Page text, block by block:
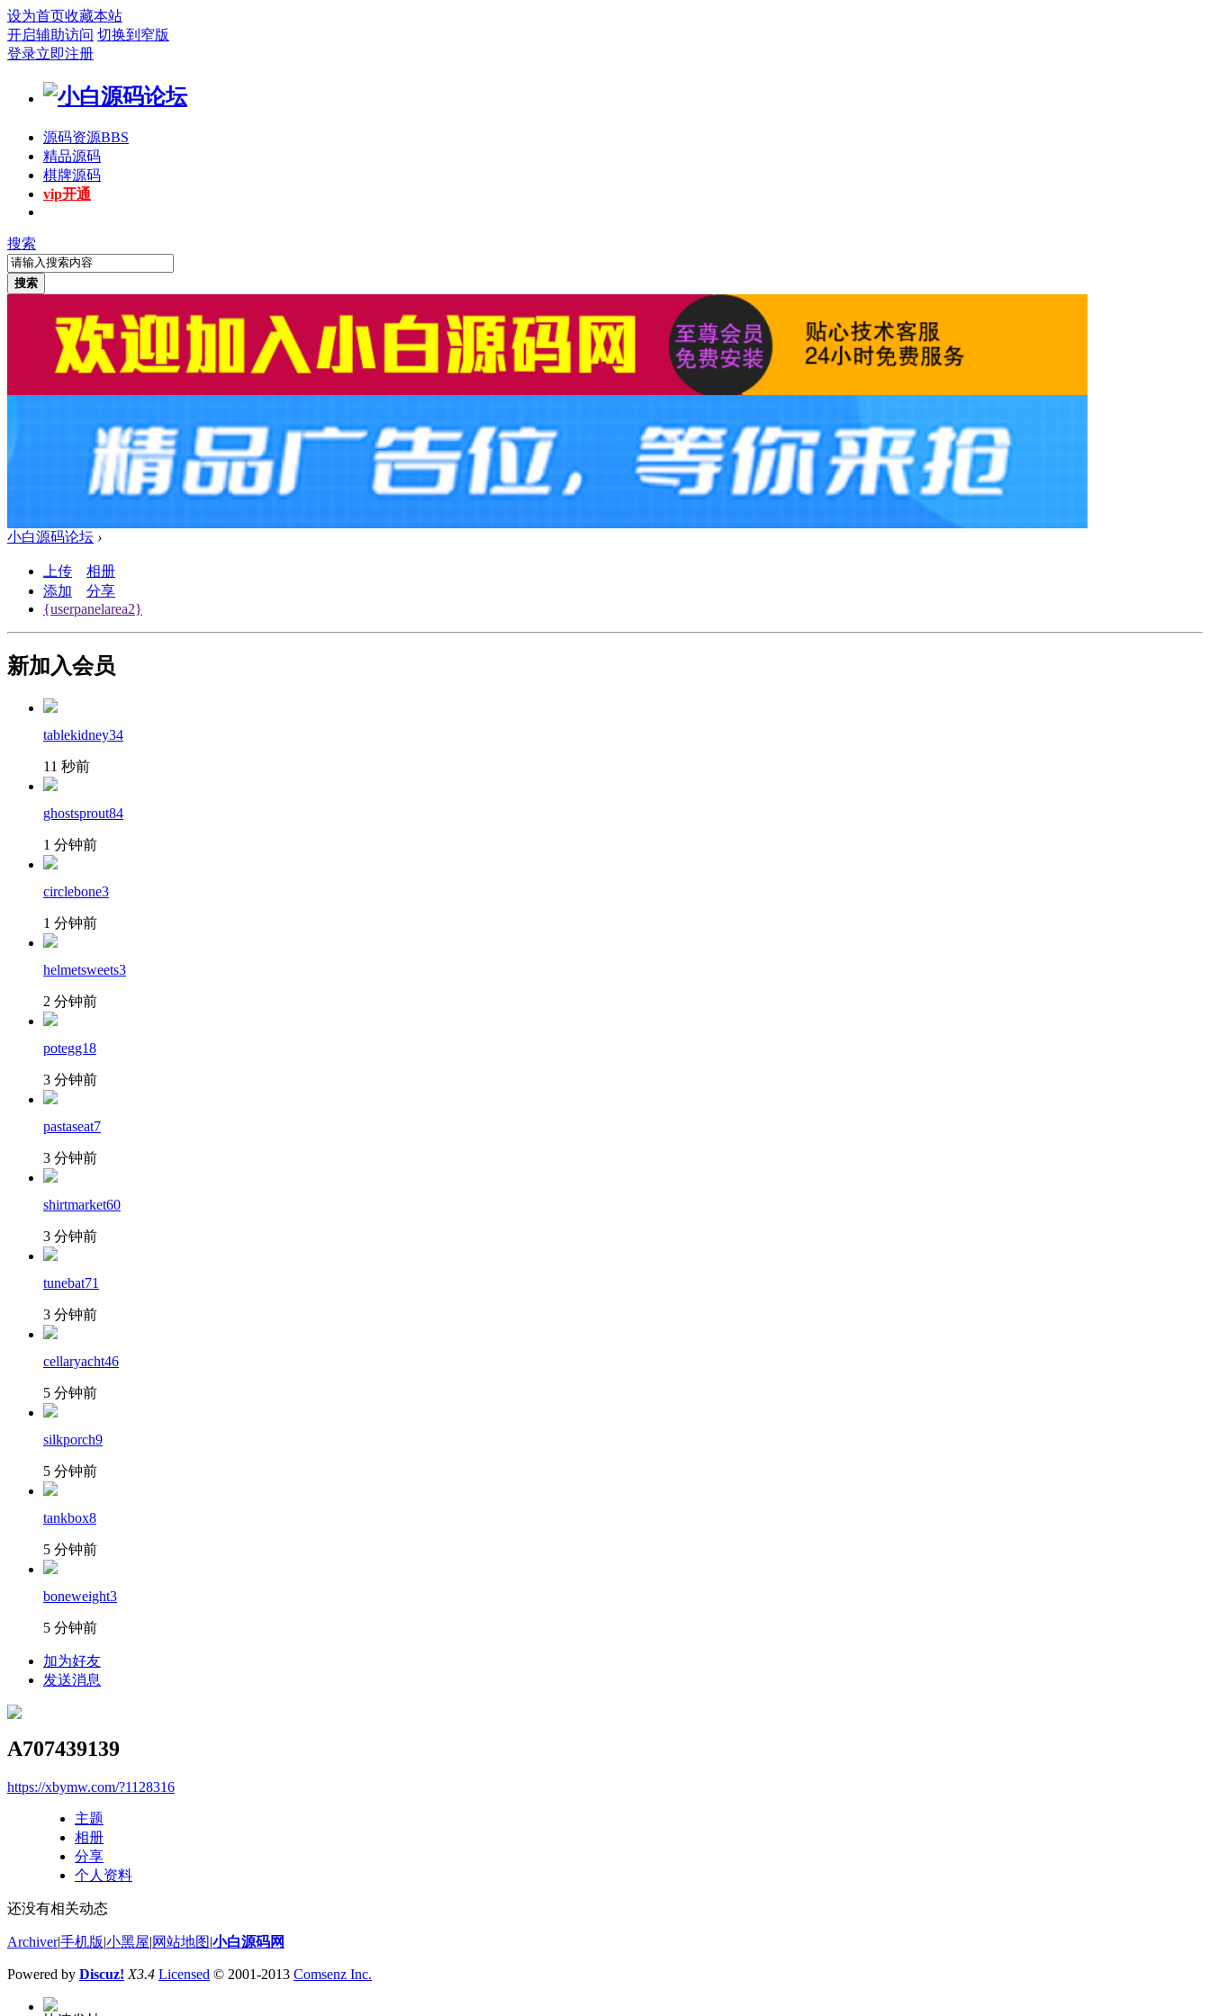
设为首页收藏本站
开启辅助访问 切换到窄版
登录立即注册
源码资源BBS
精品源码
棋牌源码
vip开通
搜索
搜索
小白源码论坛 ›
上传
相册
添加
分享
{userpanelarea2}
新加入会员
tablekidney34
11 秒前
ghostsprout84
1 分钟前
circlebone3
1 分钟前
helmetsweets3
2 分钟前
potegg18
3 分钟前
pastaseat7
3 分钟前
shirtmarket60
3 分钟前
tunebat71
3 分钟前
cellaryacht46
5 分钟前
silkporch9
5 分钟前
tankbox8
5 分钟前
boneweight3
5 分钟前
加为好友
发送消息
A707439139
https://xbymw.com/?1128316
主题
相册
分享
个人资料
还没有相关动态
Archiver|手机版|小黑屋|网站地图|小白源码网
Powered by Discuz! X3.4 Licensed © 2001-2013 Comsenz Inc.